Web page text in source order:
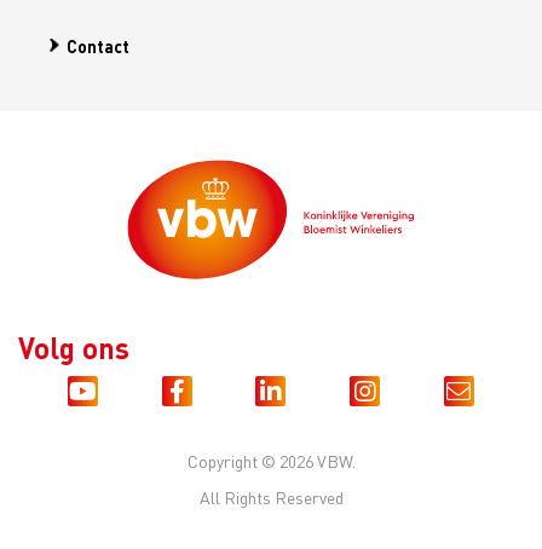
Contact
Copyright © 2026 VBW.
All Rights Reserved
Volg ons